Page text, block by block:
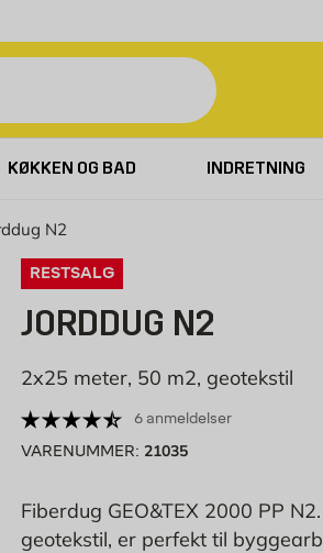
KØKKEN OG BAD INDRETNING
N2
RESTSALG
JORDDUG N2
2x25 meter, 50 m2, geotekstil
6 anmeldelser
VARENUMMER: 21035
Fiberdug GEO&TEX 2000 PP
geotekstil, er perfekt til